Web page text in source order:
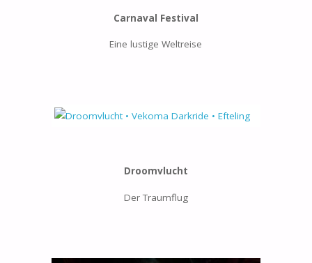
Carnaval Festival
Eine lustige Weltreise
Droomvlucht
Der Traumflug